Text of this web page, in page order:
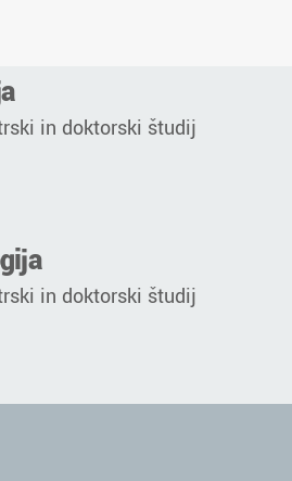
in doktorski študij
in doktorski študij